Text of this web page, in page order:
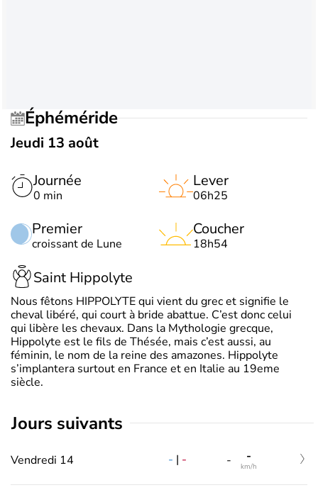
Éphéméride
Jeudi 13 août
Journée
0 min
Premier
croissant de Lune
Lever
06h25
Coucher
18h54
Saint Hippolyte
Nous fêtons HIPPOLYTE qui vient du grec et signifie le
cheval libéré, qui court à bride abattue. C’est donc celui
qui libère les chevaux. Dans la Mythologie grecque,
Hippolyte est le fils de Thésée, mais c’est aussi, au
féminin, le nom de la reine des amazones. Hippolyte
s’implantera surtout en France et en Italie au 19eme
siècle.
jours suivants
Vendredi 14 - | - - -
km/h